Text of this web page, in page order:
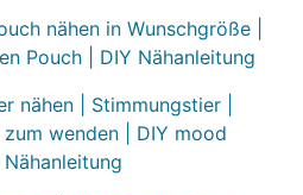
nähen in Wunschgröße |
Pouch | DIY Nähanleitung
nähen | Stimmungstier |
wenden | DIY mood